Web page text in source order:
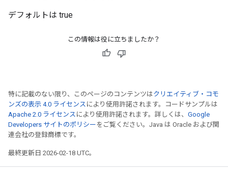
デフォルトは true
この情報は役に立ちましたか？
特に記載のない限り、このページのコンテンツはクリエイティブ・コモ
ンズの表示 4.0 ライセンス により使用許諾されます。コードサンプルは
Apache 2.0 ライセンス により使用許諾されます。詳しくは、 Google
Developers サイトのポリシー をご覧ください。Java は Oracle および関
連会社の登録商標です。
最終更新日 2026-02-18 UTC。